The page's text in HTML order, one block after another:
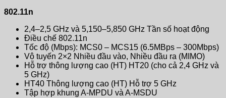
802.11n
2,4–2,5 GHz và 5,150–5,850 GHz Tần số hoạt động
Điều chế 802.11n
Tốc độ (Mbps): MCS0 – MCS15 (6.5MBps – 300Mbps)
Vô tuyến 2×2 Nhiều đầu vào, Nhiều đầu ra (MIMO)
Hỗ trợ thông lượng cao (HT) HT20 (cho cả 2,4 GHz và
5 GHz)
HT40 Thông lượng cao (HT) Hỗ trợ 5 GHz
Tập hợp khung A-MPDU và A-MSDU